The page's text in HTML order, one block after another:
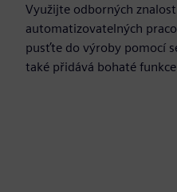
Využijte odborných
automatizovatelných
pusťte do výroby pomocí
také přidává bohaté